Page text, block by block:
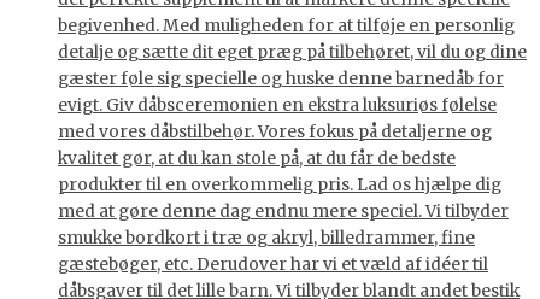
begivenhed. Med muligheden for at tilføje en personlig
detalje og sætte dit eget præg på tilbehøret, vil du og dine
gæster føle sig specielle og huske denne barnedåb for
evigt. Giv dåbsceremonien en ekstra luksuriøs følelse
med vores dåbstilbehør. Vores fokus på detaljerne og
kvalitet gør, at du kan stole på, at du får de bedste
produkter til en overkommelig pris. Lad os hjælpe dig
med at gøre denne dag endnu mere speciel. Vi tilbyder
smukke bordkort i træ og akryl, billedrammer, fine
gæstebøger, etc. Derudover har vi et væld af idéer til
dåbsgaver til det lille barn. Vi tilbyder blandt andet bestik